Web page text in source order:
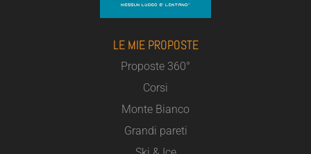
LE MIE PROPOSTE
Proposte 360°
Corsi
Monte Bianco
Grandi pareti